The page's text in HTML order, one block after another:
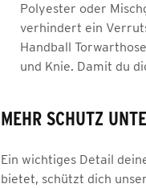
Polyester oder
verhindert ein
Handball
und Knie. Damit du
MEHR SCHUTZ
Ein wichtiges Detail
bietet, schützt dich